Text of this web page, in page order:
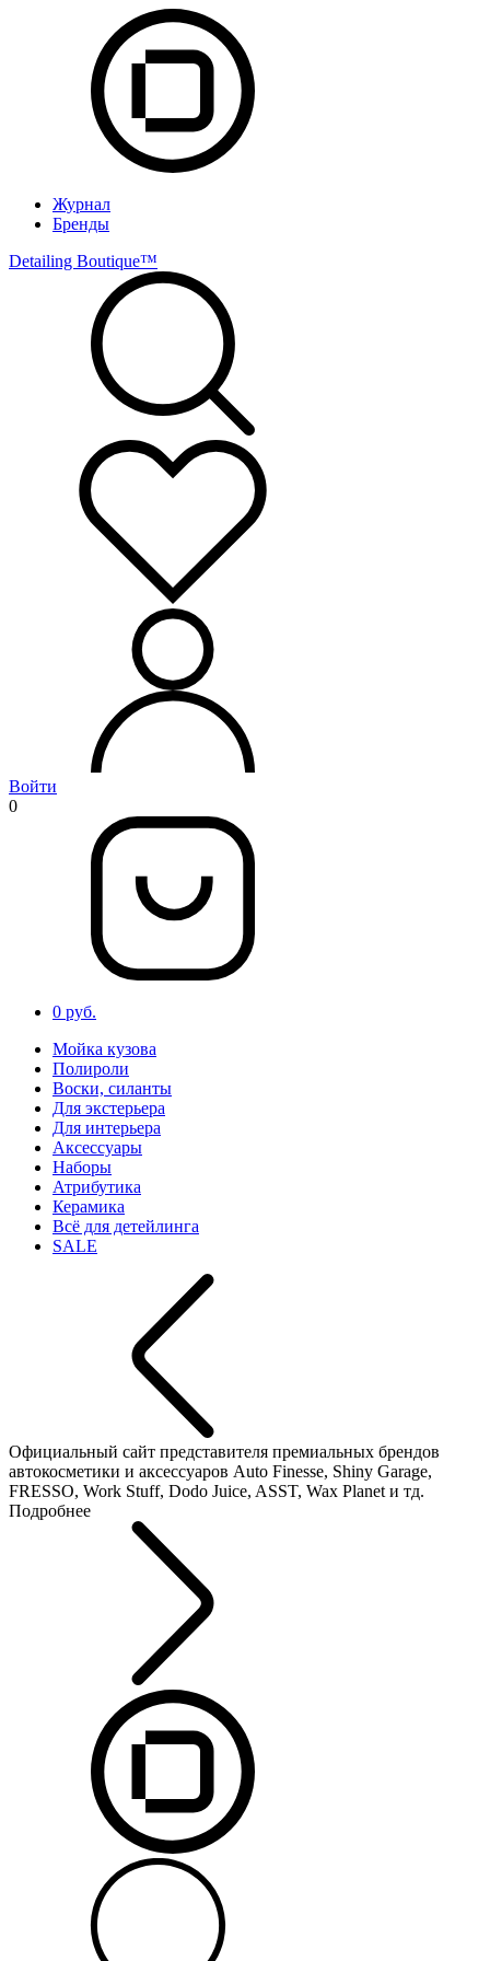
Журнал
Бренды
Detailing Boutique™️
Войти
0
0 руб.
Мойка кузова
Полироли
Воски, силанты
Для экстерьера
Для интерьера
Аксессуары
Наборы
Атрибутика
Керамика
Всё для детейлинга
SALE
Официальный сайт представителя премиальных брендов
автокосметики и аксессуаров Auto Finesse, Shiny Garage,
FRESSO, Work Stuff, Dodo Juice, ASST, Wax Planet и тд.
Подробнее